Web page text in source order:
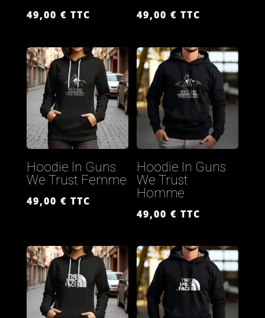
49,00 € TTC 49,00€ TTC
Hoodie In Guns
We Trust Femme
49,00 € TTC
Hoodie In Guns
We Trust
Homme
49,00€ TTC